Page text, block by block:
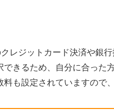
レジットカード決済や銀
きるため、自分に合った
も設定されていますので